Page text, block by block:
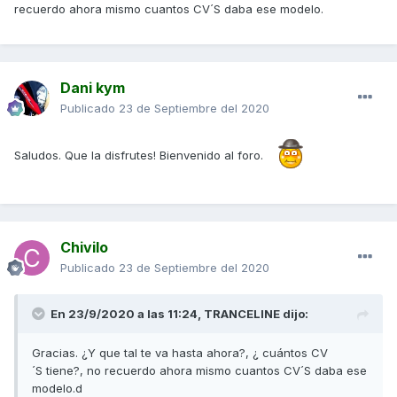
recuerdo ahora mismo cuantos CV´S daba ese modelo.
Dani kym
Publicado 23 de Septiembre del 2020
Saludos. Que la disfrutes! Bienvenido al foro.
Chivilo
Publicado 23 de Septiembre del 2020
En 23/9/2020 a las 11:24, TRANCELINE dijo:
Gracias. ¿Y que tal te va hasta ahora?, ¿ cuántos CV
´S tiene?, no recuerdo ahora mismo cuantos CV´S daba ese
modelo.d